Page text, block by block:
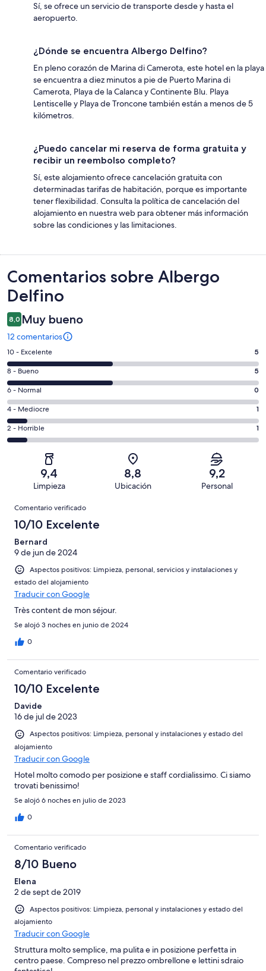
Sí, se ofrece un servicio de transporte desde y hasta el
aeropuerto.
¿Dónde se encuentra Albergo Delfino?
En pleno corazón de Marina di Camerota, este hotel en la playa
se encuentra a diez minutos a pie de Puerto Marina di
Camerota, Playa de la Calanca y Continente Blu. Playa
Lentiscelle y Playa de Troncone también están a menos de 5
kilómetros.
¿Puedo cancelar mi reserva de forma gratuita y
recibir un reembolso completo?
Sí, este alojamiento ofrece cancelación gratuita con
determinadas tarifas de habitación, porque es importante
tener flexibilidad. Consulta la política de cancelación del
alojamiento en nuestra web para obtener más información
sobre las condiciones y las limitaciones.
Comentarios
Comentarios sobre Albergo
Delfino
8,0 Muy bueno
12 comentarios
5
comentarios
de
un
total
de
12
con
puntuación
10 - Excelente 5
5
comentarios
de
un
total
de
puntuación
8 - Bueno 5
0
comentarios
de
un
total
puntuación
Normal
6 - Normal 0
1
comentarios
de
una
puntuación
Mediocre
4 - Mediocre 1
1
comentarios
12
una
puntuación
de
Horrible
2 - Horrible 1
9,4
Limpieza
8,8
Ubicación
9,2
Personal
Comentarios
Comentario verificado
10/10 Excelente
Bernard
9 de jun de 2024
Aspectos positivos: Limpieza, personal, servicios y instalaciones y
estado del alojamiento
Traducir con Google
Très content de mon séjour.
Se alojó 3 noches en junio de 2024
0
Comentario verificado
10/10 Excelente
Davide
16 de jul de 2023
Aspectos positivos: Limpieza, personal y instalaciones y estado del
alojamiento
Traducir con Google
Hotel molto comodo per posizione e staff cordialissimo. Ci siamo
trovati benissimo!
Se alojó 6 noches en julio de 2023
0
Comentario verificado
8/10 Bueno
Elena
2 de sept de 2019
Aspectos positivos: Limpieza, personal y instalaciones y estado del
alojamiento
Traducir con Google
Struttura molto semplice, ma pulita e in posizione perfetta in
centro paese. Compreso nel prezzo ombrellone e lettini sdraio